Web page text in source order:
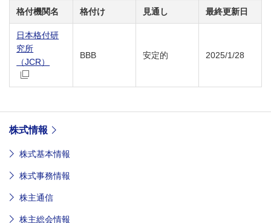
格付機関名 格付け 見通し 最終更新日
日本格付研
究所
（JCR）
BBB 安定的 2025/1/28
株式情報
株式基本情報
株式事務情報
株主通信
株主総会情報